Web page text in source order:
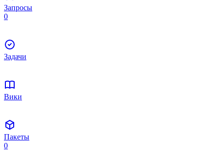
Запросы
0
Задачи
Вики
Пакеты
0